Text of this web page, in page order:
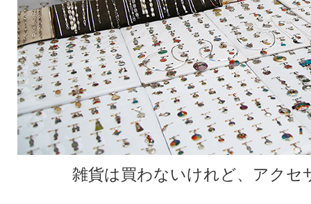
雑貨は買わないけれど、アクセ